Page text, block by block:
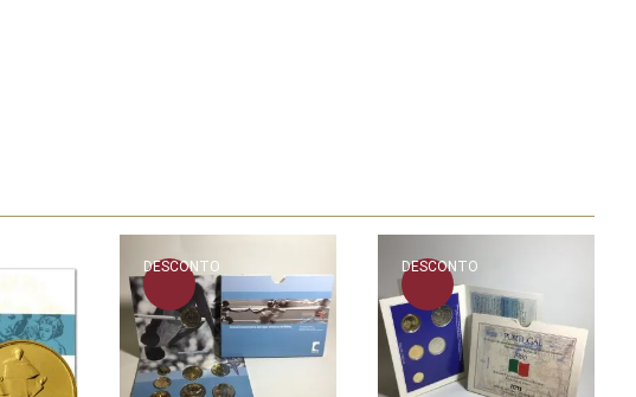
DESCONTO DESCONTO